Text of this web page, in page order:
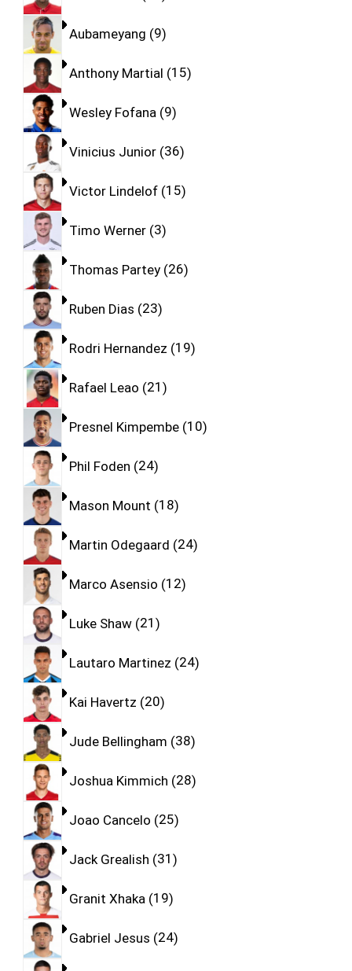
Aubameyang 9
Anthony Martial 15
Wesley Fofana 9
Vinicius Junior 36
Victor Lindelof 15
Timo Werner 3
Thomas Partey 26
Ruben Dias 23
Rodri Hernandez 19
Rafael Leao 21
Presnel Kimpembe 10
Phil Foden 24
Mason Mount 18
Martin Odegaard 24
Marco Asensio 12
Luke Shaw 21
Lautaro Martinez 24
Kai Havertz 20
Jude Bellingham 38
Joshua Kimmich 28
Joao Cancelo 25
Jack Grealish 31
Granit Xhaka 19
Gabriel Jesus 24